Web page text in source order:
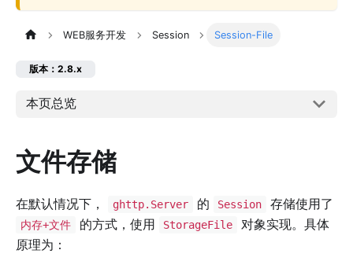
WEB服务开发 Session Session-File
版本：2.8.x
本页总览
文件存储
在默认情况下， ghttp.Server 的 Session 存储使用了
内存+文件 的方式，使用 StorageFile
对象实现。具体
原理为：